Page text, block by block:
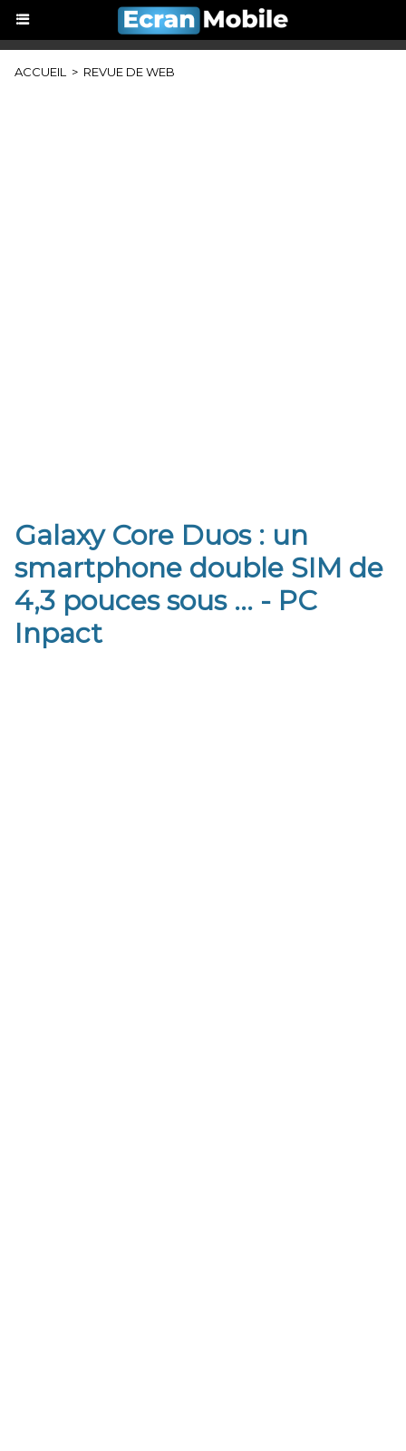
ACCUEIL > REVUE DE WEB
Galaxy Core Duos : un
smartphone double SIM de
4,3 pouces sous ... - PC
Inpact